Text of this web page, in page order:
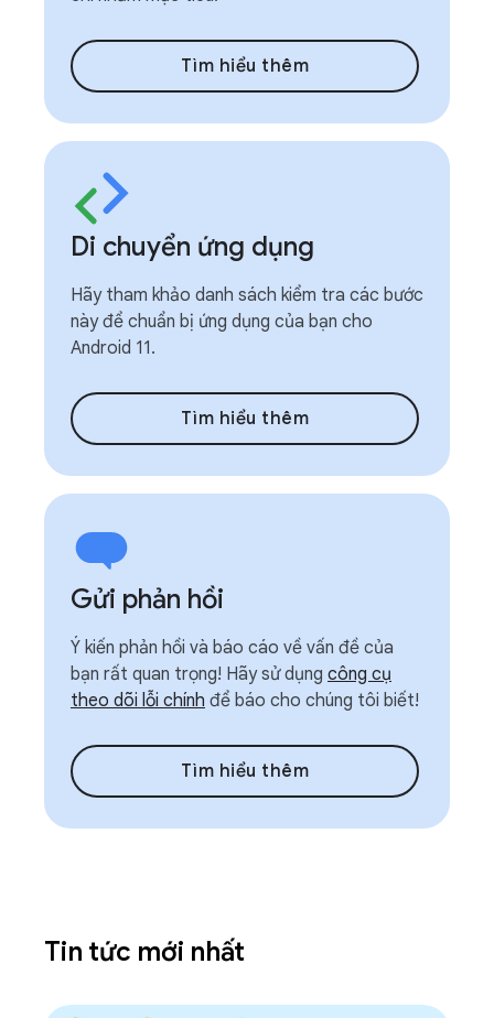
Tìm hiểu thêm
Di chuyển ứng dụng
Hãy tham khảo danh sách kiểm tra các bước
này để chuẩn bị ứng dụng của bạn cho
Android 11.
Tìm hiểu thêm
Gửi phản hồi
Ý kiến phản hồi và báo cáo về vấn đề của
bạn rất quan trọng! Hãy sử dụng công cụ
theo dõi lỗi chính để báo cho chúng tôi biết!
Tìm hiểu thêm
Tin tức mới nhất